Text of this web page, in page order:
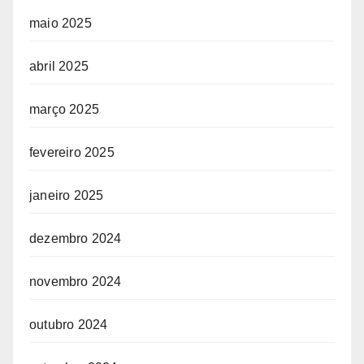
maio 2025
abril 2025
março 2025
fevereiro 2025
janeiro 2025
dezembro 2024
novembro 2024
outubro 2024